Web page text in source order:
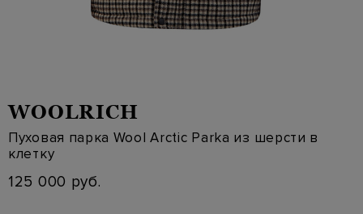
WOOLRICH
Пуховая парка Wool Arctic Parka из шерсти в
клетку
125 000 руб.